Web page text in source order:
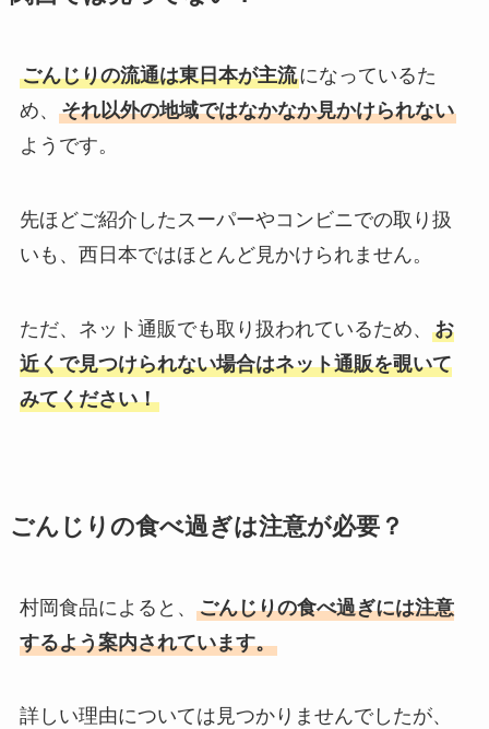
ごんじりの流通は東日本が主流になっているた
め、 それ以外の地域ではなかなか見かけられない
ようです。
先ほどご紹介したスーパーやコンビニでの取り扱
いも、西日本ではほとんど見かけられません。
ただ、ネット通販でも取り扱われているため、 お
近くで見つけられない場合はネット通販を覗いて
みてください！
ごんじりの食べ過ぎは注意が必要？
村岡食品によると、 ごんじりの食べ過ぎには注意
するよう案内されています。
詳しい理由については見つかりませんでしたが、